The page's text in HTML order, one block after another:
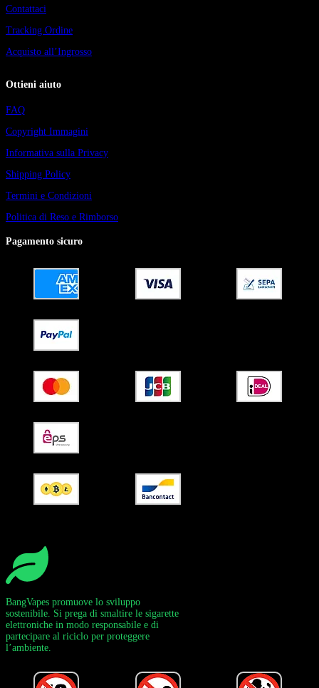
Contattaci
Tracking Ordine
Acquisto all’Ingrosso
Ottieni aiuto
FAQ
Copyright Immagini
Informativa sulla Privacy
Shipping Policy
Termini e Condizioni
Politica di Reso e Rimborso
Pagamento sicuro
BangVapes promuove lo sviluppo
sostenibile. Si prega di smaltire le sigarette
elettroniche in modo responsabile e di
partecipare al riciclo per proteggere
l’ambiente.